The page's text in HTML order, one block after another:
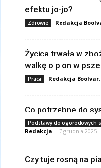
efektu jo-jo?
Zdrowie Redakcja
Życica trwała w
walkę o plon w
Praca Redakcja
Co potrzebne do
Podstawy do ogorodowych
Redakcja - 7 grudnia 2025
Czy tuje rosną na